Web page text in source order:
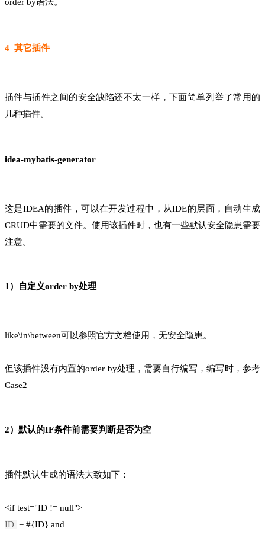
order by语法。
4 其它插件
插件与插件之间的安全缺陷还不太一样，下面简单列举了常用的
几种插件。
idea-mybatis-generator
这是IDEA的插件，可以在开发过程中，从IDE的层面，自动生成
CRUD中需要的文件。使用该插件时，也有一些默认安全隐患需要
注意。
1）自定义order by处理
like\in\between可以参照官方文档使用，无安全隐患。
但该插件没有内置的order by处理，需要自行编写，编写时，参考
Case2
2）默认的IF条件前需要判断是否为空
插件默认生成的语法大致如下：
<if test="ID != null">
ID = #{ID} and